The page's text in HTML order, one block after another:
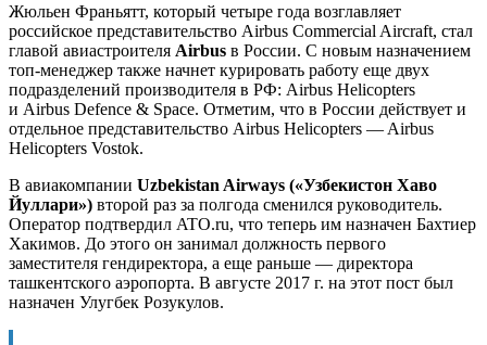
Жюльен Франьятт, который четыре года возглавляет
российское представительство Airbus Commercial Aircraft, стал
главой авиастроителя Airbus в России. С новым назначением
топ-менеджер также начнет курировать работу еще двух
подразделений производителя в РФ: Airbus Helicopters
и Airbus Defence & Space. Отметим, что в России действует и
отдельное представительство Airbus Helicopters — Airbus
Helicopters Vostok.
В авиакомпании Uzbekistan Airways («Узбекистон Хаво
Йуллари») второй раз за полгода сменился руководитель.
Оператор подтвердил ATO.ru, что теперь им назначен Бахтиер
Хакимов. До этого он занимал должность первого
заместителя гендиректора, а еще раньше — директора
ташкентского аэропорта. В августе 2017 г. на этот пост был
назначен Улугбек Розукулов.